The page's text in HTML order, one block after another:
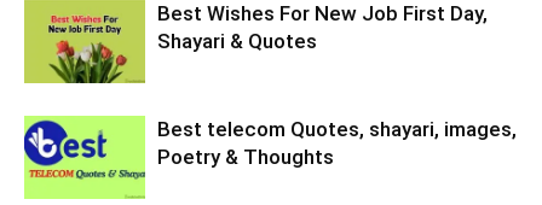
Best Wishes For New Job First Day,
Shayari & Quotes
Best telecom Quotes, shayari, images,
Poetry & Thoughts